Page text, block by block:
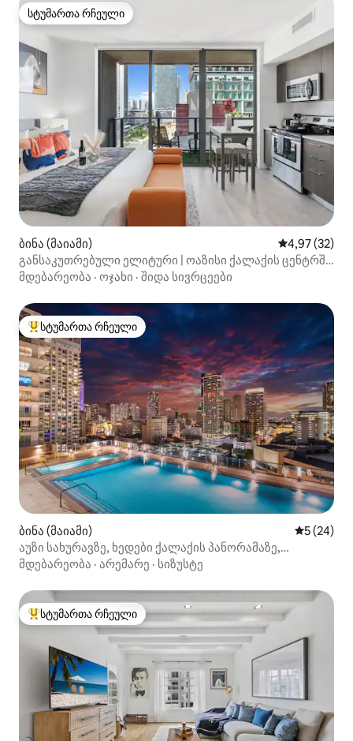
სტუმართა რჩეული
სტუმართა რჩეული
ბინა (მაიამი) საშუალო
4,97 (32)
განსაკუთრებული ელიტური | ოაზისი ქალაქის ცენტრში
| სანაპიროსთან რამდენიმე ნაბიჯზე
მდებარეობა · ოჯახი · შიდა სივრცეები
სტუმართა რჩეული მოწინავე ვარიანტი
სტუმართა რჩეული
ბინა (მაიამი) საშუალო
5 (24)
აუზი სახურავზე, ხედები ქალაქის პანორამაზე,
კასეია‑სენტერში ფეხით მისასვლელი
მდებარეობა · არემარე · სიზუსტე
სტუმართა რჩეული მოწინავე ვარიანტი
სტუმართა რჩეული